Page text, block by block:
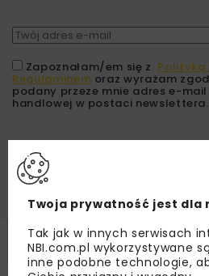
Zapoznałam/em się z Polityką
Regulaminem oraz wyrażam
podany przeze mnie adres e-
handlowej w postaci newslettera.
Powiązane
Twoja prywatność jest dla
Tak jak w innych serwisach
NBI.com.pl wykorzystywane
inne podobne technologie,